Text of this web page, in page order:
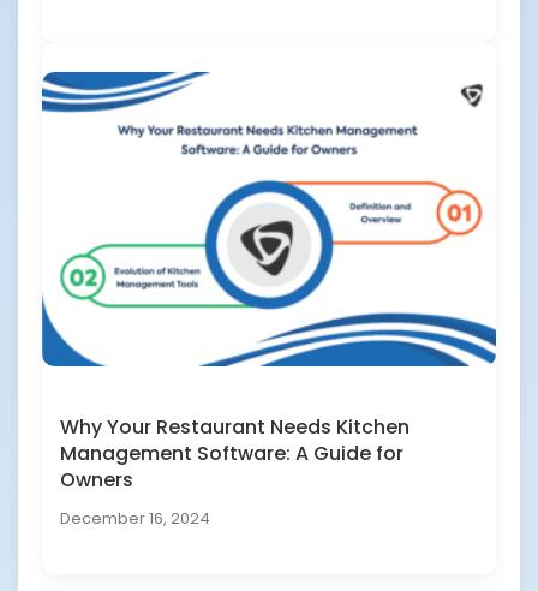
Why Your Restaurant Needs Kitchen
Management Software: A Guide for
Owners
December 16, 2024